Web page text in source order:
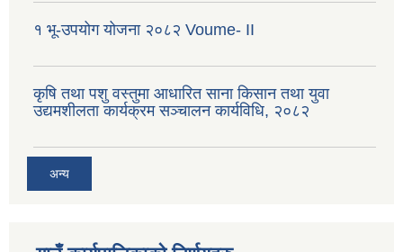
१ भू-उपयोग योजना २०८२ Voume- II
कृषि तथा पशु वस्तुमा आधारित साना किसान तथा युवा
उद्यमशीलता कार्यक्रम सञ्चालन कार्यविधि, २०८२
अन्य